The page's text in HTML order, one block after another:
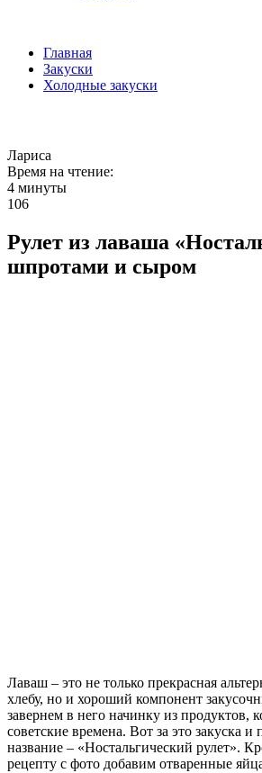
Главная
Закуски
Холодные закуски
Лариса
Время на чтение:
4 минуты
106
Рулет из лаваша
шпротами и сыром
Лаваш – это не только прекрасная
хлебу, но и хороший компонент
завернем в него начинку из продуктов,
советские времена. Вот за это закуска и
название – «Ностальгический рулет».
рецепту с фото добавим отваренные